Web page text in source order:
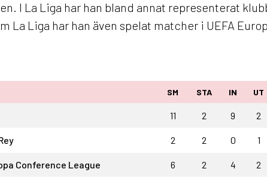
I La Liga har han bland annat representerat
La Liga har han även spelat matcher i UEFA
SM STA IN UT
11 2 9 2
2 2 0 1
Conference League 6 2 4 2